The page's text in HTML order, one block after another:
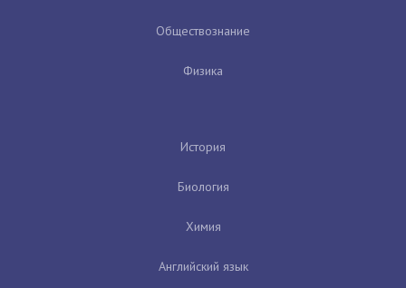
Обществознание
Физика
История
Биология
Химия
Английский язык